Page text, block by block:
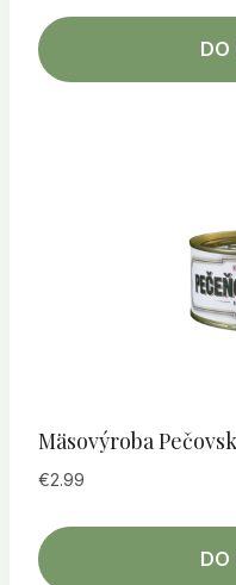
DO
Mäsovýroba
€2.99
DO